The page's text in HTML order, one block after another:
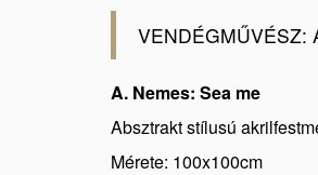
VENDÉGMŰVÉSZ:
A. Nemes: Sea me
Absztrakt stílusú
Mérete: 100x100cm